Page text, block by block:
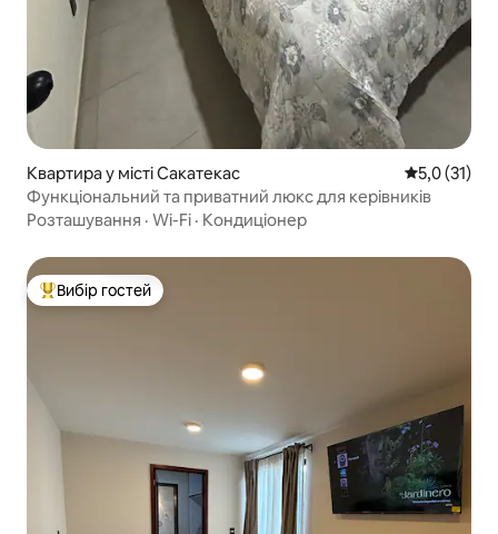
Квартира у місті Сакатекас Середня
5,0 (31)
Функціональний та приватний люкс для керівників
Розташування · Wi-Fi · Кондиціонер
Топ вибір гостей
Вибір гостей